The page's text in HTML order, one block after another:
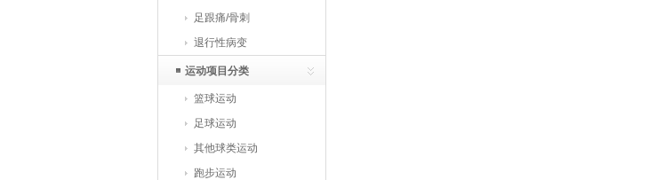
足跟痛/骨刺
退行性病变
运动项目分类
篮球运动
足球运动
其他球类运动
跑步运动